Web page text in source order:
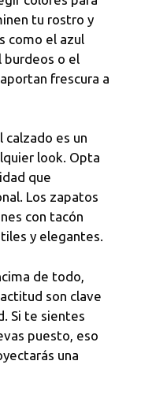
tu rostro y
como el azul
burdeos o el
frescura a
calzado es un
look. Opta
que
Los zapatos
con tacón
y elegantes.
de todo,
son clave
Si te sientes
puesto, eso
una